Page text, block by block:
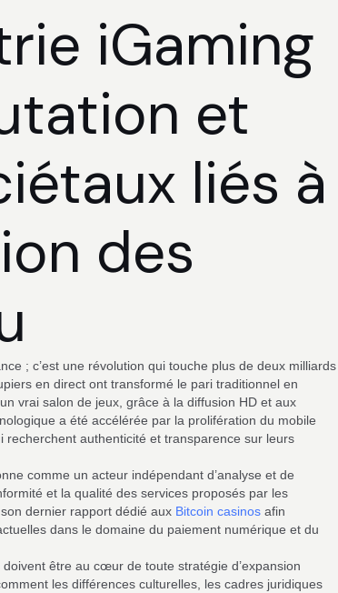
iGaming
et
liés à
des
; c’est une révolution qui touche plus de deux milliards
en direct ont transformé le pari traditionnel en
vrai salon de jeux, grâce à la diffusion HD et aux
a été accélérée par la prolifération du mobile
authenticité et transparence sur leurs
comme un acteur indépendant d’analyse et de
et la qualité des services proposés par les
dernier rapport dédié aux Bitcoin casinos afin
dans le domaine du paiement numérique et du
être au cœur de toute stratégie d’expansion
les différences culturelles, les cadres juridiques